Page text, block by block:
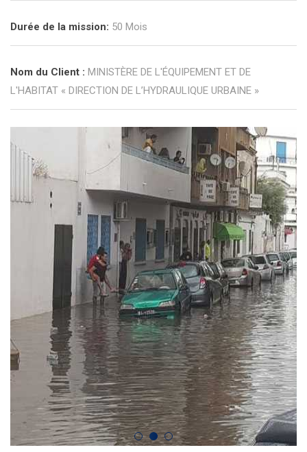
Durée de la mission: 50 Mois
Nom du Client : MINISTÈRE DE L'ÉQUIPEMENT ET DE
L'HABITAT « DIRECTION DE L’HYDRAULIQUE URBAINE »